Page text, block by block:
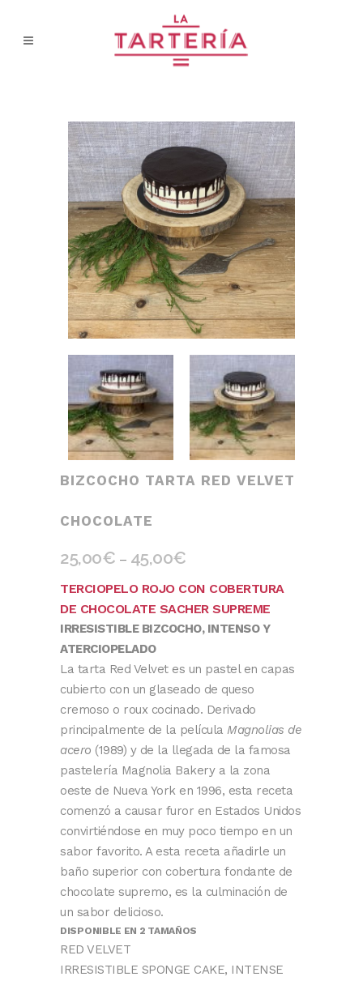
BIZCOCHO TARTA RED VELVET
CHOCOLATE
25,00€ – 45,00€
TERCIOPELO ROJO CON COBERTURA
DE CHOCOLATE SACHER SUPREME
IRRESISTIBLE BIZCOCHO, INTENSO Y
ATERCIOPELADO
La tarta Red Velvet es un pastel en capas
cubierto con un glaseado de queso
cremoso o roux cocinado. Derivado
principalmente de la película Magnolias de
acero (1989) y de la llegada de la famosa
pastelería Magnolia Bakery a la zona
oeste de Nueva York en 1996, esta receta
comenzó a causar furor en Estados Unidos
convirtiéndose en muy poco tiempo en un
sabor favorito. A esta receta añadirle un
baño superior con cobertura fondante de
chocolate supremo, es la culminación de
un sabor delicioso.
DISPONIBLE EN 2 TAMAÑOS
RED VELVET
IRRESISTIBLE SPONGE CAKE, INTENSE